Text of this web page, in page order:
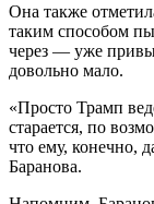
Она также
таким способом
через — уже
довольно мало.
«Просто Трамп
старается, по
что ему, конечно,
Баранова.